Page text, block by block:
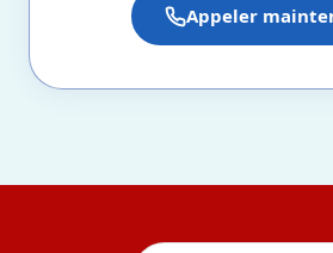
Appeler